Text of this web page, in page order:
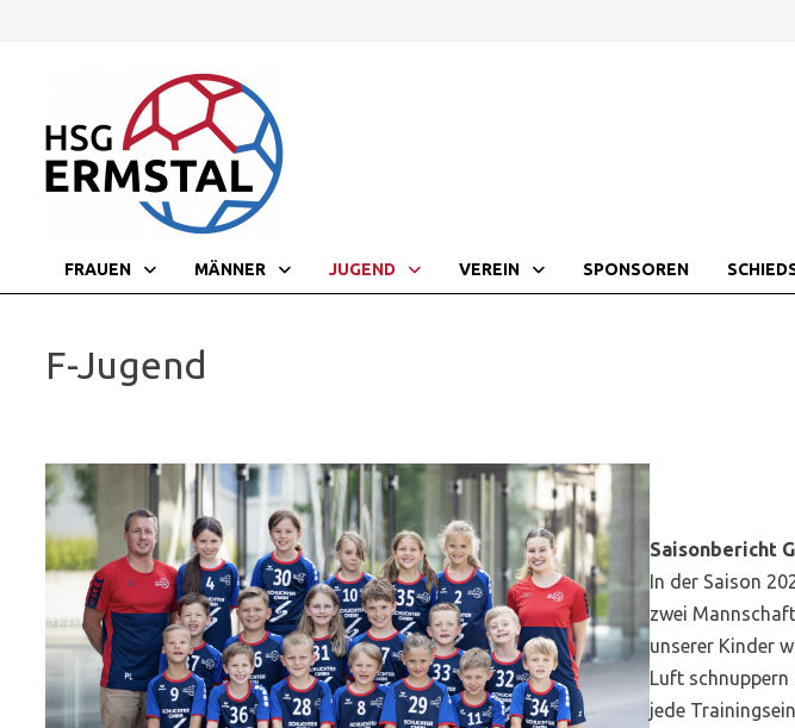
FRAUEN MÄNNER JUGEND VEREIN SPONSOREN
F-Jugend
Saisonbericht
In der Saison
zwei
unserer Kinder
Luft schnuppern
jede